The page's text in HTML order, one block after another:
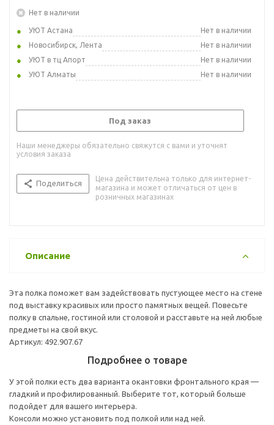
Нет в наличии
УЮТ Астана
Нет в наличии
Новосибирск, Лента
Нет в наличии
УЮТ в тц Апорт
Нет в наличии
УЮТ Алматы
Нет в наличии
Под заказ
Наши менеджеры обязательно свяжутся с вами и уточнят
условия заказа
Поделиться
Цена действительна только для интернет-
магазина и может отличаться от цен в
розничных магазинах
Описание
Эта полка поможет вам задействовать пустующее место на стене
под выставку красивых или просто памятных вещей. Повесьте
полку в спальне, гостиной или столовой и расставьте на ней любые
предметы на свой вкус.
Артикул: 492.907.67
Подробнее о товаре
У этой полки есть два варианта окантовки фронтального края —
гладкий и профилированный. Выберите тот, который больше
подойдет для вашего интерьера.
Консоли можно установить под полкой или над ней.